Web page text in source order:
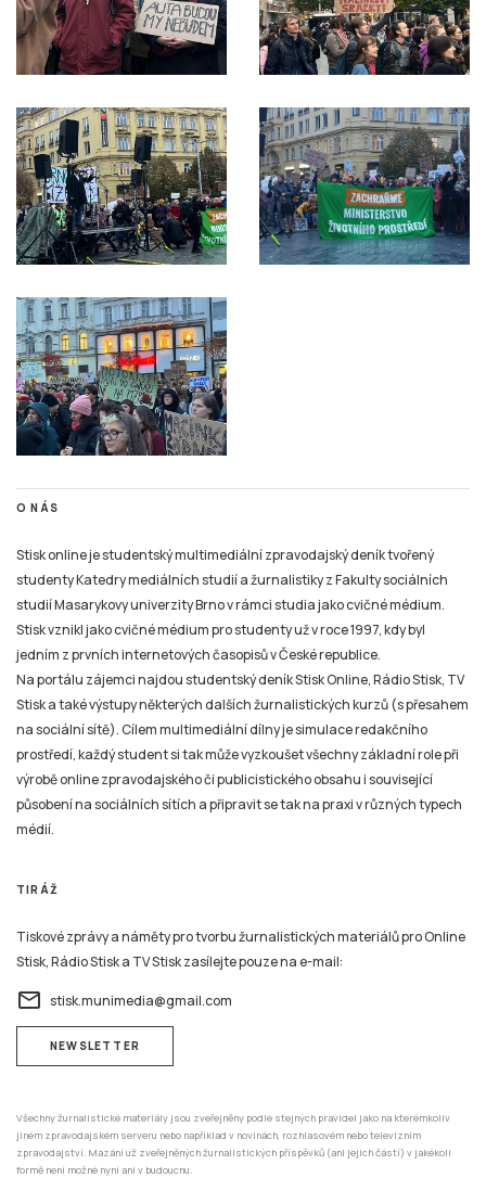
O NÁS
Stisk online je studentský multimediální zpravodajský deník tvořený
studenty Katedry mediálních studií a žurnalistiky z Fakulty sociálních
studií Masarykovy univerzity Brno v rámci studia jako cvičné médium.
Stisk vznikl jako cvičné médium pro studenty už v roce 1997, kdy byl
jedním z prvních internetových časopisů v České republice.
Na portálu zájemci najdou studentský deník Stisk Online, Rádio Stisk, TV
Stisk a také výstupy některých dalších žurnalistických kurzů (s přesahem
na sociální sítě). Cílem multimediální dílny je simulace redakčního
prostředí, každý student si tak může vyzkoušet všechny základní role při
výrobě online zpravodajského či publicistického obsahu i související
působení na sociálních sítích a připravit se tak na praxi v různých typech
médií.
TIRÁŽ
Tiskové zprávy a náměty pro tvorbu žurnalistických materiálů pro Online
Stisk, Rádio Stisk a TV Stisk zasílejte pouze na e-mail:
email stisk.munimedia@gmail.com
NEWSLETTER
Všechny žurnalistické materiály jsou zveřejněny podle stejných pravidel jako na kterémkoliv
jiném zpravodajském serveru nebo například v novinách, rozhlasovém nebo televizním
zpravodajství. Mazání už zveřejněných žurnalistických příspěvků (ani jejich částí) v jakékoli
formě není možné nyní ani v budoucnu.